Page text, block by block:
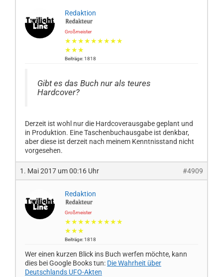
Redaktion
Großmeister
★★★★★★★★★
★★★
Beiträge: 1818
Gibt es das Buch nur als teures
Hardcover?
Derzeit ist wohl nur die Hardcoverausgabe geplant und
in Produktion. Eine Taschenbuchausgabe ist denkbar,
aber diese ist derzeit nach meinem Kenntnisstand nicht
vorgesehen.
1. Mai 2017 um 00:16 Uhr #4909
Redaktion
Großmeister
★★★★★★★★★
★★★
Beiträge: 1818
Wer einen kurzen Blick ins Buch werfen möchte, kann
dies bei Google Books tun: Die Wahrheit über
Deutschlands UFO-Akten